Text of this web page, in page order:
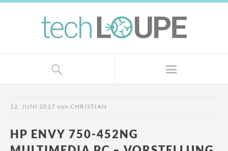
12. JUNI 2017 von CHRISTIAN
HP ENVY 750-452NG